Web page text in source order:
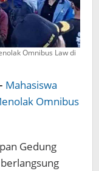
Omnibus Law di
Mahasiswa
Omnibus
Gedung